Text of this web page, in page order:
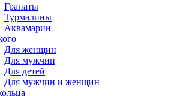
Гранаты
Турмалины
Аквамарин
Для женщин
Для мужчин
Для детей
Для мужчин и женщин